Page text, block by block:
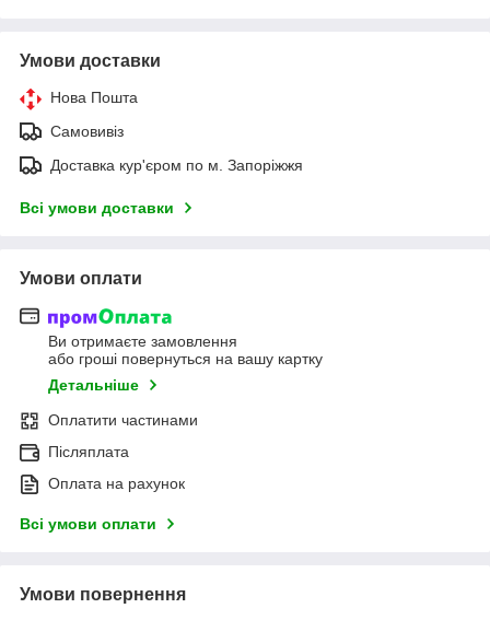
Умови доставки
Нова Пошта
Самовивіз
Доставка кур'єром по м. Запоріжжя
Всі умови доставки
Умови оплати
Ви отримаєте замовлення
або гроші повернуться на вашу картку
Детальніше
Оплатити частинами
Післяплата
Оплата на рахунок
Всі умови оплати
Умови повернення